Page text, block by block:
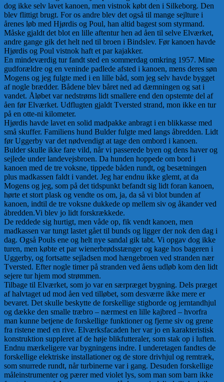
dog ikke selv lavet kanoen, men vistnok købt den i Silkeborg. Den
blev flittigt brugt. For os andre blev det også til mange sejlture i
årenes løb med Hjørdis og Poul, han altid bagest som styrmand.
Måske gjaldt det blot en lille aftentur hen ad åen til selve Elværket,
andre gange gik det helt ned til broen i Bindslev. Før kanoen havde
Hjørdis og Poul vistnok haft et par kajakker.
En mindeværdig tur fandt sted en sommerdag omkring 1957. Mine
gudforældre og en veninde padlede afsted i kanoen, mens deres søn
Mogens og jeg fulgte med i en lille båd, som jeg selv havde bygget
af nogle brædder. Bådene blev båret ned ad dæmningen og sat i
vandet. Åløbet var nedstrøms lidt smallere end den opstemte del af
åen før Elværket. Udflugten gjaldt Tversted strand, mon ikke en tur
på en otte-ni kilometer.
Hjørdis havde lavet en solid madpakke anbragt i en blikkasse med
små skuffer. Familiens hund Bulder fulgte med langs åbredden. Lidt
før Uggerby var det nødvendigt at tage den ombord i kanoen.
Bulder skulle ikke fare vild, når vi passerede byen og dens haver og
sejlede under landevejsbroen. Da hunden hoppede om bord i
kanoen med de tre voksne, tippede båden rundt, og besætningen
plus madkassen faldt i vandet. Jeg har endnu ikke glemt, at da
Mogens og jeg, som på det tidspunkt befandt sig lidt foran kanoen,
hørte et stort plask og vendte os om, ja, da så vi blot bunden af
kanoen, indtil de tre voksne dukkede op mellem siv og åkander ved
åbredden.Vi blev jo lidt forskrækkede.
De reddede sig hurtigt, men våde op, fik vendt kanoen, men
madkassen var tungt lastet gået til bunds og ligger der nok den dag i
dag. Også Pouls ene og helt nye sandal gik tabt. Vi opgav dog ikke
turen, men købte et par wienerbrødsstænger og kage hos bageren i
Uggerby, og fortsatte sejladsen mod hængebroen ved stranden nær
Tversted. Efter nogle timer på stranden ved åens udløb kom den lidt
sejere tur hjem mod strømmen.
Tilbage til Elværket, som jo var en særpræget bygning. Dels præget
af halvtaget ud mod åen ved tilløbet, som desværre ikke mere er
bevaret. Det skulle beskytte de forskellige stigborde og jerntandhjul
og dække den smalle træbro – nærmest en lille kajbred – hvorfra
man kunne betjene de forskellige funktioner og fjerne siv og grene
fra ristene med en rive. Elværksfacaden her var jo en karakteristisk
konstruktion suppleret af de høje blikfutteraler, som stak op i luften.
Endnu mærkeligere var bygningens indre. I underetagen fandtes de
forskellige elektriske installationer og de store drivhjul og remtræk,
som snurrede rundt, når turbinerne var i gang. Desuden forskellige
måleinstrumenter og pærer med violet lys, som man som barn ikke